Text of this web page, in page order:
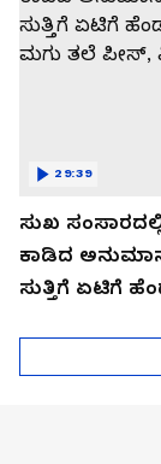
ಸುಖ
ಕಾಡಿದ
ಸುತ್ತಿಗೆ ಏಟಿಗೆ
29:39